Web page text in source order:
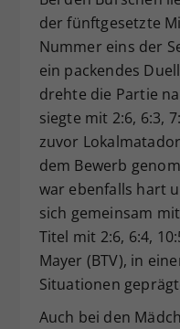
der fünftgesetzte
Nummer eins der
ein packendes
drehte die Partie
siegte mit 2:6, 6:3,
zuvor
dem Bewerb
war ebenfalls hart
sich gemeinsam
Titel mit 2:6, 6:4,
Mayer (BTV), in
Situationen
Auch bei den